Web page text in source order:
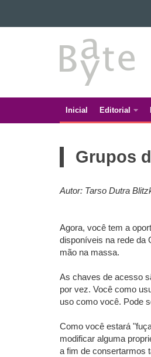
Ir para a navegação
Ir para a busca
BATE
BYTE
Navegação
Inicial Editorial
Grupos
Autor: Tarso Dutra
Agora, você tem a
disponíveis na rede da
mão na massa.
As chaves de acesso
por vez. Você como
uso como você. Pode
Como você estará
modificar alguma
a fim de consertarmos